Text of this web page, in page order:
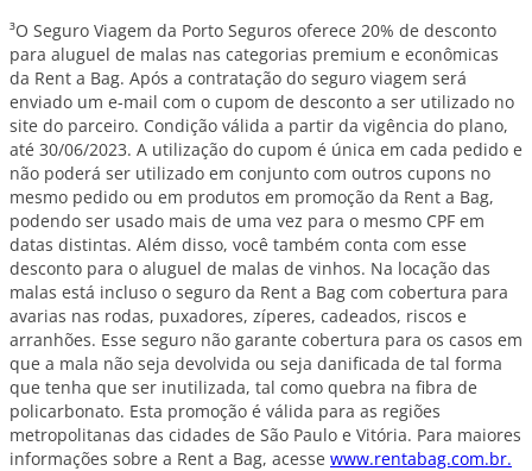
³O Seguro Viagem da Porto Seguros oferece 20% de desconto
para aluguel de malas nas categorias premium e econômicas
da Rent a Bag. Após a contratação do seguro viagem será
enviado um e-mail com o cupom de desconto a ser utilizado no
site do parceiro. Condição válida a partir da vigência do plano,
até 30/06/2023. A utilização do cupom é única em cada pedido e
não poderá ser utilizado em conjunto com outros cupons no
mesmo pedido ou em produtos em promoção da Rent a Bag,
podendo ser usado mais de uma vez para o mesmo CPF em
datas distintas. Além disso, você também conta com esse
desconto para o aluguel de malas de vinhos. Na locação das
malas está incluso o seguro da Rent a Bag com cobertura para
avarias nas rodas, puxadores, zíperes, cadeados, riscos e
arranhões. Esse seguro não garante cobertura para os casos em
que a mala não seja devolvida ou seja danificada de tal forma
que tenha que ser inutilizada, tal como quebra na fibra de
policarbonato. Esta promoção é válida para as regiões
metropolitanas das cidades de São Paulo e Vitória. Para maiores
informações sobre a Rent a Bag, acesse www.rentabag.com.br.